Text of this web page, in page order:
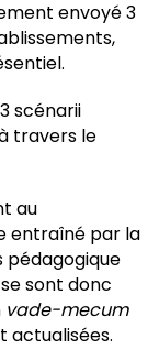
envoyé 3
scénarii
travers le
au
entraîné par la
pédagogique
sont donc
vade-mecum
actualisées.